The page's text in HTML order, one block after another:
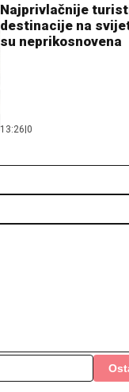
Najprivlačnije
destinacije na
su neprikosnovena
13:26|0